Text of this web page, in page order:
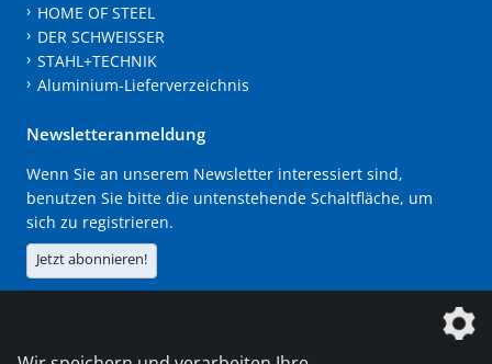
HOME OF STEEL
DER SCHWEISSER
STAHL+TECHNIK
Aluminium-Lieferverzeichnis
Newsletteranmeldung
Wenn Sie an unserem Newsletter interessiert sind,
benutzen Sie bitte die untenstehende Schaltfläche, um
sich zu registrieren.
Jetzt abonnieren!
Die DVS Media GmbH ist ein Unternehmen der